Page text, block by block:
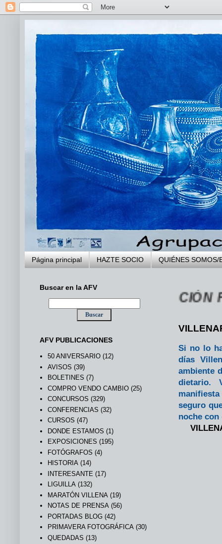
Página principal HAZTE SOCIO QUIÉNES SOMOS/
DE LA AGRUPACIÓN
Si no lo
días
ambiente
dietario.
seguro
noche
Buscar en la AFV
AFV PUBLICACIONES
50 ANIVERSARIO (12)
AVISOS (39)
BOLETINES (7)
COMPRO VENDO CAMBIO (25)
CONCURSOS (329)
CONFERENCIAS (32)
CURSOS (47)
DONDE ESTAMOS (1)
EXPOSICIONES (195)
FOTÓGRAFOS (4)
HISTORIA (14)
INTERESANTE (17)
LIGUILLA (132)
MARATÓN VILLENA (19)
NOTAS DE PRENSA (56)
PORTADAS BLOG (42)
PRIMAVERA FOTOGRÁFICA (30)
QUEDADAS (13)